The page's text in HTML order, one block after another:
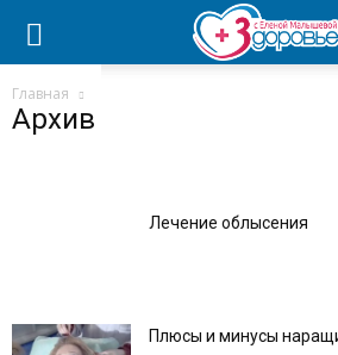
Главная
Архив
Лечение облысения
Плюсы и минусы